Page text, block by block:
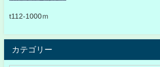
t112-1000ｍ
カテゴリー